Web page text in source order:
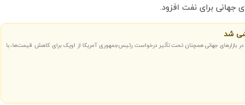
جهانی برای نفت افزود.
شد
بازارهای جهانی همچنان تحت تأثیر درخواست رئیس‌جمهوری آمریکا از اوپک برای کاهش قیمت‌ها، با